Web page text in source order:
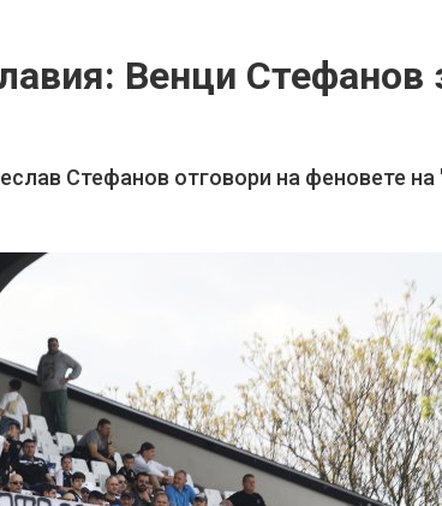
Венци Стефанов
Стефанов отговори на феновете на